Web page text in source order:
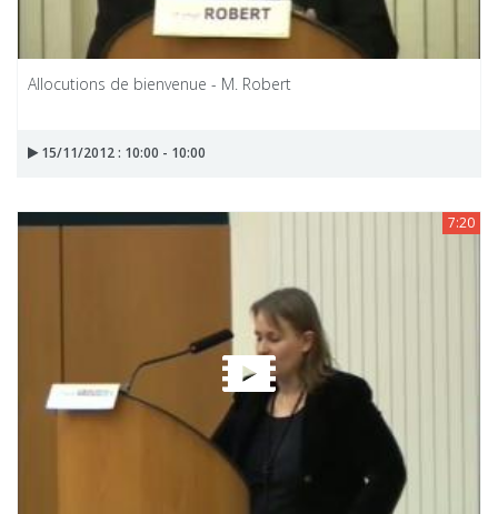
Allocutions de bienvenue - M. Robert
15/11/2012 : 10:00 - 10:00
7:20